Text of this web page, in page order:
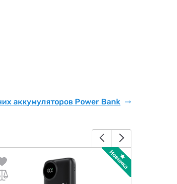
аккумуляторов Power Bank